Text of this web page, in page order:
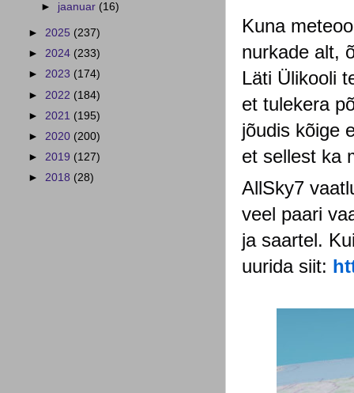
Kuna
nurkade alt,
Läti Ülikooli
et tulekera
jõudis kõige
et sellest ka
AllSky7
veel paari
ja saartel.
uurida siit:
► jaanuar (16)
► 2025 (237)
► 2024 (233)
► 2023 (174)
► 2022 (184)
► 2021 (195)
► 2020 (200)
► 2019 (127)
► 2018 (28)